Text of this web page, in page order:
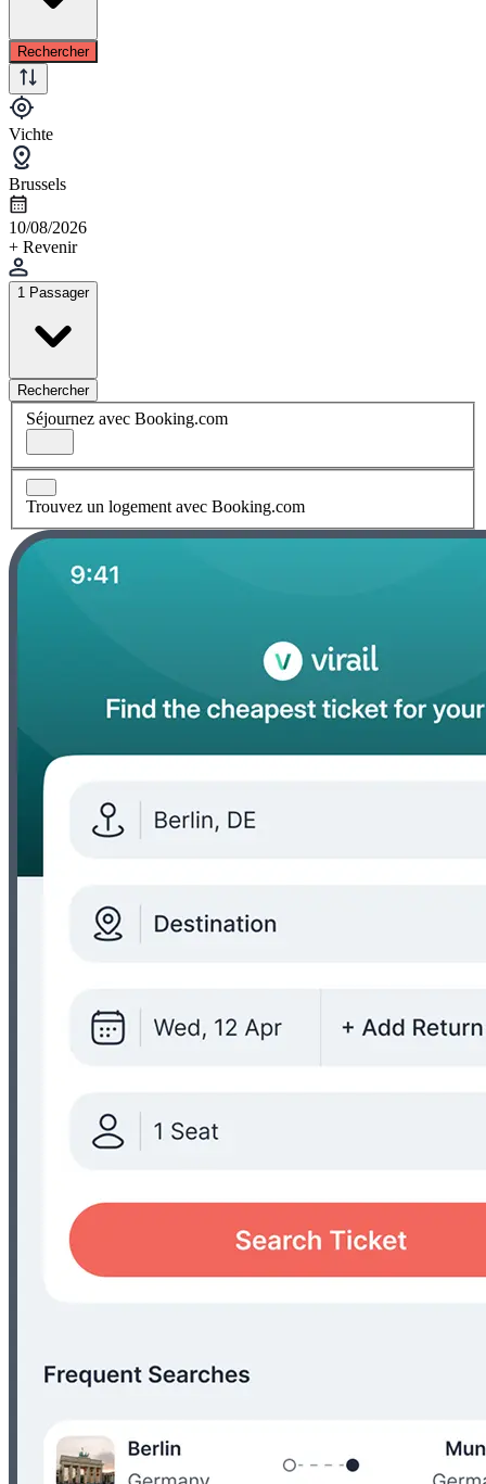
Rechercher
Vichte
Brussels
10/08/2026
+ Revenir
1 Passager
Rechercher
Séjournez avec Booking.com
Trouvez un logement avec Booking.com